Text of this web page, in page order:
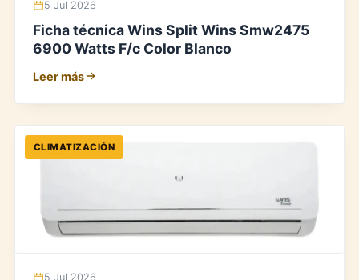
5 Jul 2026
Ficha técnica Wins Split Wins Smw2475
6900 Watts F/c Color Blanco
Leer más
CLIMATIZACIÓN
5 Jul 2026